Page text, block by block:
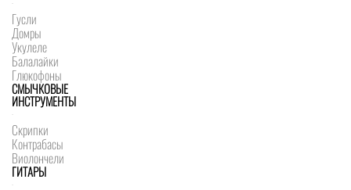
Гусли
Домры
Укулеле
Балалайки
Глюкофоны
СМЫЧКОВЫЕ
ИНСТРУМЕНТЫ
Скрипки
Контрабасы
Виолончели
ГИТАРЫ